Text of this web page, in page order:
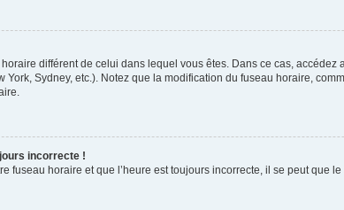
différent de celui dans lequel vous êtes. Dans ce cas, accédez
Sydney, etc.). Notez que la modification du fuseau horaire,
incorrecte !
fuseau horaire et que l’heure est toujours incorrecte, il se peut que